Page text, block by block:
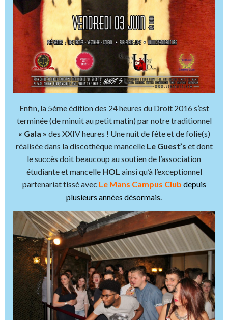
Enfin, la 5ème édition des 24 heures du Droit 2016 s’est
terminée (de minuit au petit matin) par notre traditionnel
« Gala » des XXIV heures ! Une nuit de fête et de folie(s)
réalisée dans la discothèque mancelle Le Guest’s et dont
le succès doit beaucoup au soutien de l’association
étudiante et mancelle HOL ainsi qu’à l’exceptionnel
partenariat tissé avec Le Mans Campus Club depuis
plusieurs années désormais.